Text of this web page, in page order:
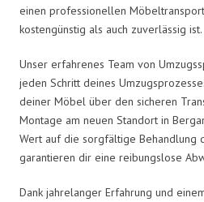
einen professionellen
kostengünstig als auch zuverlässig ist.
Unser erfahrenes Team von
jeden Schritt deines
deiner Möbel über den sicheren
Montage am neuen Standort in
Wert auf die sorgfältige Behandlung
garantieren dir eine reibungslose
Dank jahrelanger Erfahrung und